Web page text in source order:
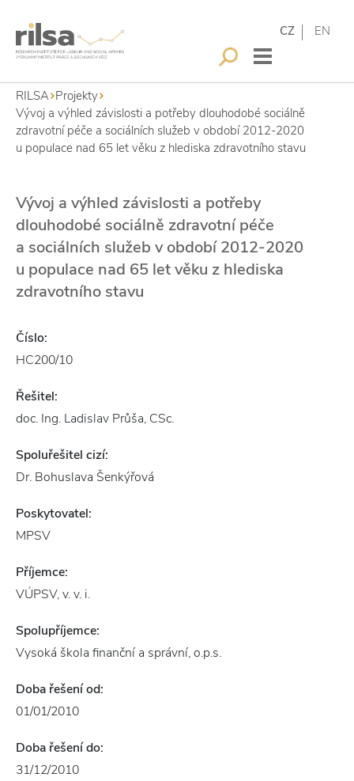
CZ EN
RILSA Projekty
Vývoj a výhled závislosti a potřeby dlouhodobé sociálně
zdravotní péče a sociálních služeb v období 2012-2020
u populace nad 65 let věku z hlediska zdravotního stavu
Vývoj a výhled závislosti a potřeby
dlouhodobé sociálně zdravotní péče
a sociálních služeb v období 2012-2020
u populace nad 65 let věku z hlediska
zdravotního stavu
Číslo:
HC200/10
Řešitel:
doc. Ing. Ladislav Průša, CSc.
Spoluřešitel cizí:
Dr. Bohuslava Šenkýřová
Poskytovatel:
MPSV
Příjemce:
VÚPSV, v. v. i.
Spolupříjemce:
Vysoká škola finanční a správní, o.p.s.
Doba řešení od:
01/01/2010
Doba řešení do:
31/12/2010